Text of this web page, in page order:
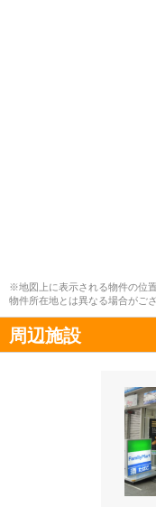
※地図上に表示される物件の位
物件所在地とは異なる場合がござ
周辺施設